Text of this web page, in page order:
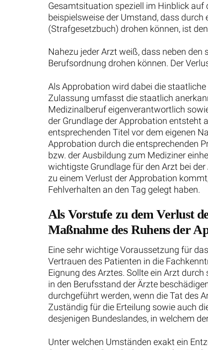
Gesamtsituation speziell im Hinblick auf
beispielsweise der Umstand, dass durch
(Strafgesetzbuch) drohen können, ist
Nahezu jeder Arzt weiß, dass neben
Berufsordnung drohen können. Der
Als Approbation wird dabei die
Zulassung umfasst die staatlich
Medizinalberuf eigenverantwortlich
der Grundlage der Approbation entsteht
entsprechenden Titel vor dem eigenen
Approbation durch die entsprechenden
bzw. der Ausbildung zum Mediziner
wichtigste Grundlage für den Arzt bei
zu einem Verlust der Approbation
Fehlverhalten an den Tag gelegt haben.
Als Vorstufe zu dem Verlust
Maßnahme des Ruhens der
Eine sehr wichtige Voraussetzung für
Vertrauen des Patienten in die
Eignung des Arztes. Sollte ein Arzt
in den Berufsstand der Ärzte
durchgeführt werden, wenn die Tat des
Zuständig für die Erteilung sowie auch
desjenigen Bundeslandes, in welchem
Unter welchen Umständen exakt ein